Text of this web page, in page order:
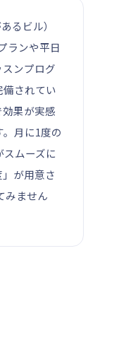
るビル）
ランや平日
ンプログ
されてい
果が実感
月に1度の
ムーズに
が用意さ
みません